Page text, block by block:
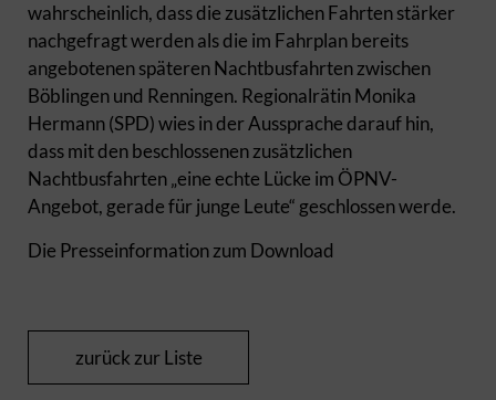
wahrscheinlich, dass die zusätzlichen Fahrten stärker
nachgefragt werden als die im Fahrplan bereits
angebotenen späteren Nachtbusfahrten zwischen
Böblingen und Renningen. Regionalrätin Monika
Hermann (SPD) wies in der Aussprache darauf hin,
dass mit den beschlossenen zusätzlichen
Nachtbusfahrten „eine echte Lücke im ÖPNV-
Angebot, gerade für junge Leute“ geschlossen werde.
Die Presseinformation zum Download
zurück zur Liste